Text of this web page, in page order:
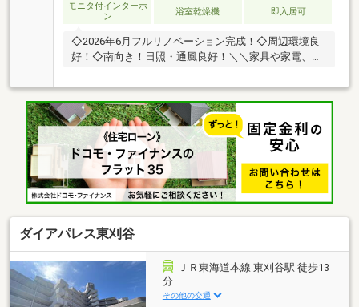
モニタ付インターホ
ン
浴室乾燥機 即入居可
◇2026年6月フルリノベーション完成！◇周辺環境良
好！◇南向き！日照・通風良好！＼＼家具や家電、住
問・お問合せはこちらまで▼TEL：0120-09-7549【通
話無料】ニッカ不動産へ！～空家につき即日のご案内
も可能！～お気兼ねなくお問合せくださいませ。住宅
ローンやリフォームのご相談も承ります！【主なリノ
ベーション内容】・システムキッチン、ユニットバ
ス、トイレ交換・洗面化粧台交換 ・建具交換・クロ
ス、フローリング貼替 ・クッションフロア貼替・シ
ューズボックス交換 ・給湯器交換 ・分電盤交換・
ダイアパレス東刈谷
ＪＲ東海道本線 東刈谷駅 徒歩13
分
その他の交通